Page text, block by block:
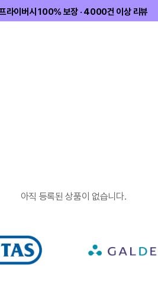
라이버시 100% 보장 · 4000건 이상 리뷰
아직 등록된 상품이 없습니다.